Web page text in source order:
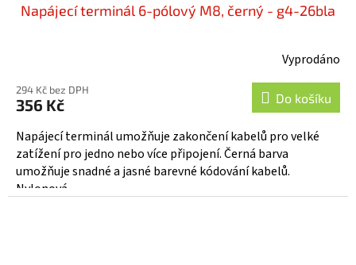
Napájecí terminál 6-pólový M8, černý - g4-26bla
produktu
je
5,0
z
5
hvězdiček.
Vyprodáno
294 Kč bez DPH
356 Kč Do košíku
Napájecí terminál umožňuje zakončení kabelů pro velké
zatížení pro jedno nebo více připojení. Černá barva
umožňuje snadné a jasné barevné kódování kabelů.
Nylonová...